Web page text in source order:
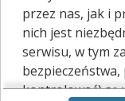
BŁĘDÓW
BOLESZYCE
BOLINKO
BUKOWO
BYSTRZYK
CIEŚNIK
przez nas, jak i
nich jest
serwisu, w tym
kontrolować) są